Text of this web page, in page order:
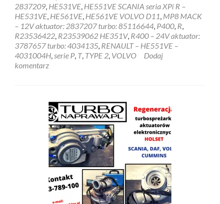
2837209, HE531VE, HE551VE SCANIA seria XPi R –
HE531VE, HE561VE, HE561VE VOLVO D11, MP8 MACK
– 12V aktuator: 2837207 turbo: 85116644, P400, R,
R23536422, R23539062 HE351V, R400 – 24V aktuator:
3787657 turbo: 4034135, RENAULT – HE551VE –
4031004H,serie P, T, TYPE 2, VOLVO
Dodaj
komentarz